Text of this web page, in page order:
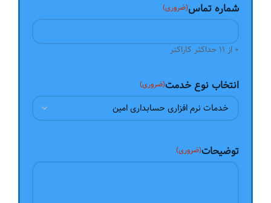
شماره تماس(ضروری)
0 از 11 حداکثر کاراکتر
انتخاب نوع خدمت(ضروری)
توضیحات(ضروری)